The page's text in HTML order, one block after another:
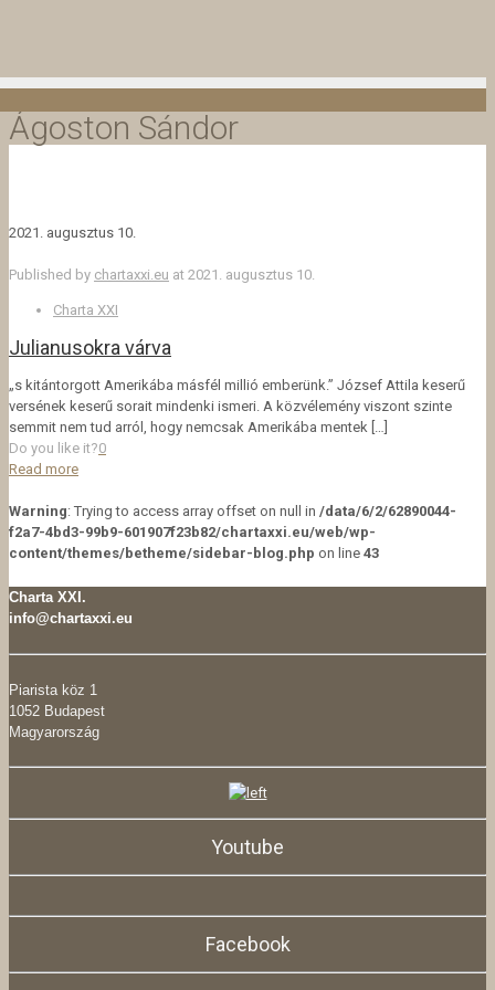
Ágoston Sándor
2021. augusztus 10.
Published by chartaxxi.eu at 2021. augusztus 10.
Charta XXI
Julianusokra várva
„s kitántorgott Amerikába másfél millió emberünk.” József Attila keserű
versének keserű sorait mindenki ismeri. A közvélemény viszont szinte
semmit nem tud arról, hogy nemcsak Amerikába mentek […]
Do you like it?0
Read more
Warning: Trying to access array offset on null in /data/6/2/62890044-
f2a7-4bd3-99b9-601907f23b82/chartaxxi.eu/web/wp-
content/themes/betheme/sidebar-blog.php on line 43
Charta XXI.
info@chartaxxi.eu
Piarista köz 1
1052 Budapest
Magyarország
Youtube
Facebook